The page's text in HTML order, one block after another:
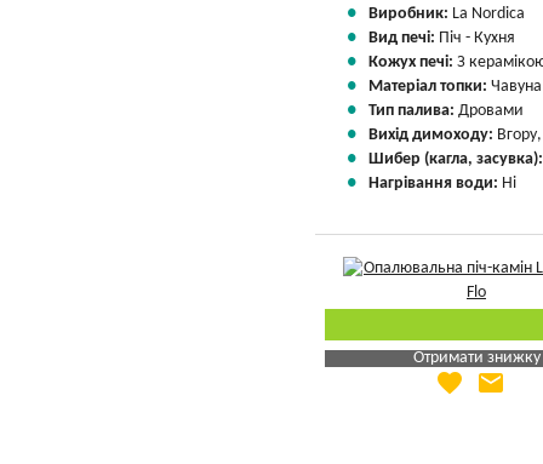
Виробник: La Nordica
Вид печі: Піч - Кухня
Кожух печі: З
Матеріал топки: Чавуна
Тип палива: Дровами
Вихід димоходу:
Шибер (кагла,
Нагрівання води: Ні
Отримати знижку
Яка Ваша ціна
favorite email